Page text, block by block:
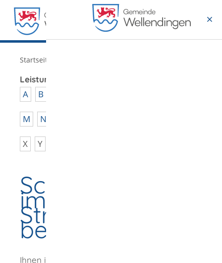
Startseite
Leistungen von A - Z
A B
M N
X Y
im
Strafverfahren
beantragen
Ihnen ist durch eine Straftat Schaden